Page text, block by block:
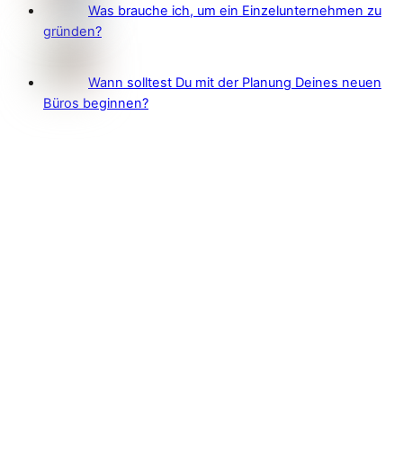
Was brauche ich, um ein Einzelunternehmen zu
gründen?
Wann solltest Du mit der Planung Deines neuen
Büros beginnen?